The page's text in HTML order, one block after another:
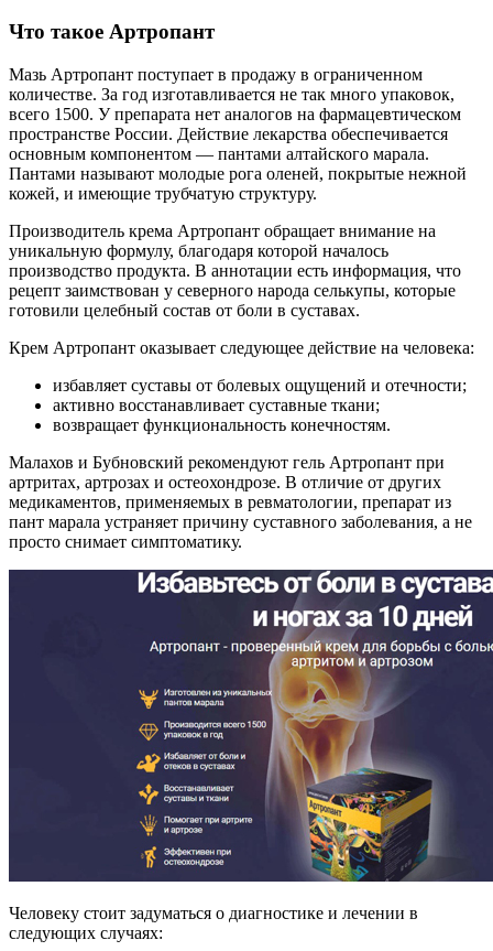
Что такое Артропант
Мазь Артропант поступает в продажу в ограниченном
количестве. За год изготавливается не так много упаковок,
всего 1500. У препарата нет аналогов на фармацевтическом
пространстве России. Действие лекарства обеспечивается
основным компонентом — пантами алтайского марала.
Пантами называют молодые рога оленей, покрытые нежной
кожей, и имеющие трубчатую структуру.
Производитель крема Артропант обращает внимание на
уникальную формулу, благодаря которой началось
производство продукта. В аннотации есть информация, что
рецепт заимствован у северного народа селькупы, которые
готовили целебный состав от боли в суставах.
Крем Артропант оказывает следующее действие на человека:
избавляет суставы от болевых ощущений и отечности;
активно восстанавливает суставные ткани;
возвращает функциональность конечностям.
Малахов и Бубновский рекомендуют гель Артропант при
артритах, артрозах и остеохондрозе. В отличие от других
медикаментов, применяемых в ревматологии, препарат из
пант марала устраняет причину суставного заболевания, а не
просто снимает симптоматику.
Человеку стоит задуматься о диагностике и лечении в
следующих случаях: